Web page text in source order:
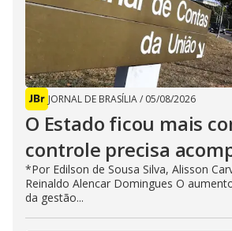
JORNAL DE BRASÍLIA/ 05/08/2026
O Estado ficou mais
controle precisa
*Por Edilson de Sousa Silva, Alisson
Reinaldo Alencar Domingues O
da gestão...